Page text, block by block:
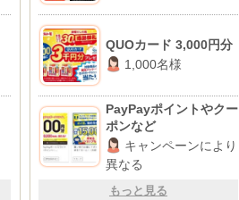
QUOカード 3,000円分
1,000名様
PayPayポイントやクー
ポンなど
キャンペーンにより
異なる
もっと見る